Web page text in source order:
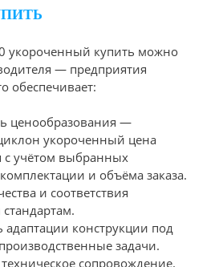
укороченный купить можно
— предприятия
обеспечивает:
ценообразования —
укороченный цена
с учётом выбранных
и объёма заказа.
и соответствия
адаптации конструкции под
задачи.
сопровождение.